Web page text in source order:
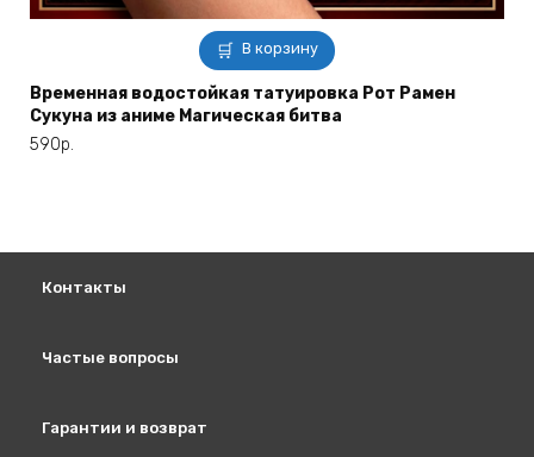
В корзину
Временная водостойкая татуировка Рот Рамен
Сукуна из аниме Магическая битва
590р.
Контакты
Частые вопросы
Гарантии и возврат